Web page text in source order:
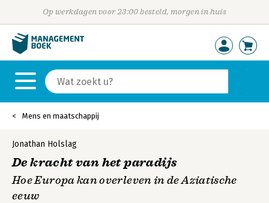
Op werkdagen voor 23:00 besteld, morgen in huis
Mens en maatschappij
Jonathan Holslag
De kracht van het paradijs
Hoe Europa kan overleven in de Aziatische
eeuw